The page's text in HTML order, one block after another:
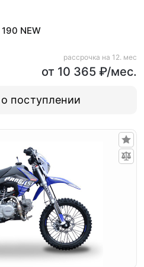
NEW
рассрочка на 12. мес
от 10 365 ₽/мес.
поступлении